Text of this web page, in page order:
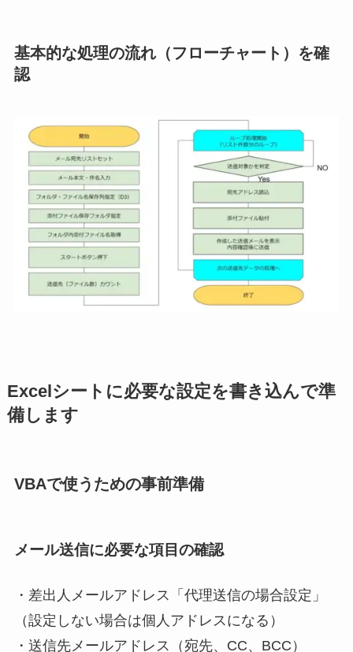
基本的な処理の流れ（フローチャート）を確
認
Excelシートに必要な設定を書き込んで準
備します
VBAで使うための事前準備
メール送信に必要な項目の確認
・差出人メールアドレス「代理送信の場合設定」
（設定しない場合は個人アドレスになる）
・送信先メールアドレス（宛先、CC、BCC）